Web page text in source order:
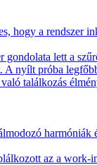
hogy a rendszer
gondolata lett a
A nyílt próba
találkozás
az a work-